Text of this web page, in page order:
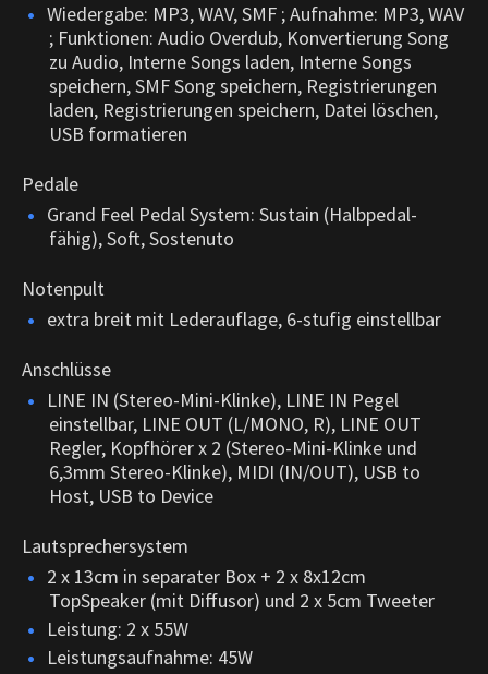
Wiedergabe: MP3, WAV, SMF ; Aufnahme: MP3, WAV
; Funktionen: Audio Overdub, Konvertierung Song
zu Audio, Interne Songs laden, Interne Songs
speichern, SMF Song speichern, Registrierungen
laden, Registrierungen speichern, Datei löschen,
USB formatieren
Pedale
Grand Feel Pedal System: Sustain (Halbpedal-
fähig), Soft, Sostenuto
Notenpult
extra breit mit Lederauflage, 6-stufig einstellbar
Anschlüsse
LINE IN (Stereo-Mini-Klinke), LINE IN Pegel
einstellbar, LINE OUT (L/MONO, R), LINE OUT
Regler, Kopfhörer x 2 (Stereo-Mini-Klinke und
6,3mm Stereo-Klinke), MIDI (IN/OUT), USB to
Host, USB to Device
Lautsprechersystem
2 x 13cm in separater Box + 2 x 8x12cm
TopSpeaker (mit Diffusor) und 2 x 5cm Tweeter
Leistung: 2 x 55W
Leistungsaufnahme: 45W